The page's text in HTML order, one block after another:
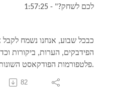
לכם לשחק?" - 1:57:25
כבכל שבוע, אנחנו נשמח
הפידבקים, הערות, ביקורות
פלטפורמות הפודקאסט השונות.
82